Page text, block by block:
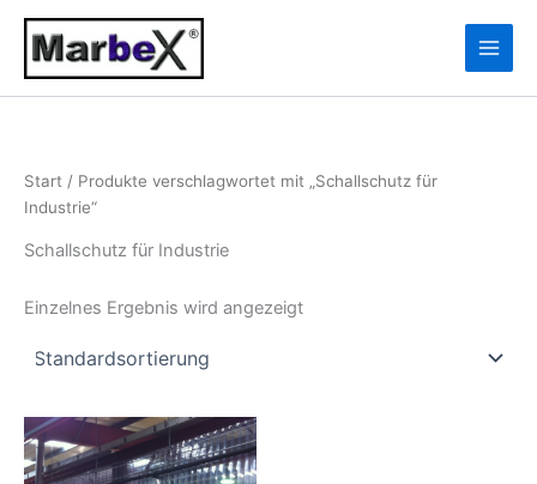
Zum
Inhalt
springen
Start / Produkte verschlagwortet mit „Schallschutz für
Industrie“
Schallschutz für Industrie
Einzelnes Ergebnis wird angezeigt